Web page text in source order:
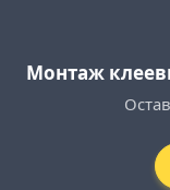
Монтаж